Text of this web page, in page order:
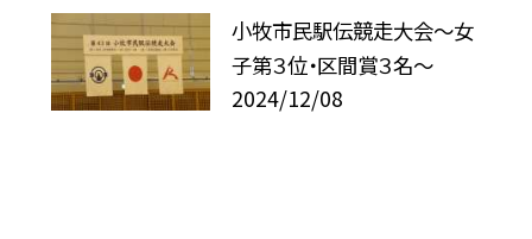
小牧市民駅伝競走大会〜女
子第３位・区間賞３名〜
2024/12/08